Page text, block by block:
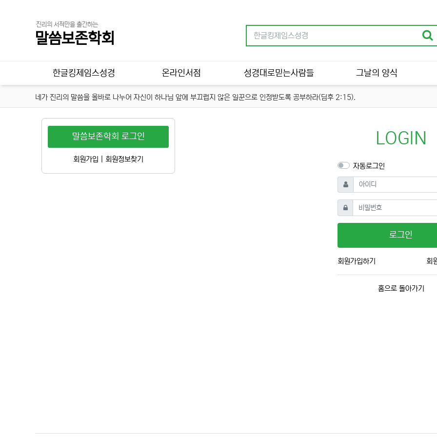
진리의 서적만을 출간하는
말씀보존학회
한글킹제임스성경 온라인서점 성경대로믿는사람들 그날의 양식
네가 진리의 말씀을 올바로 나누어 자신이 하나님 앞에 부끄럽지 않은 일꾼으로 인정받도록 공부하라(딤후 2:15).
LOGIN
자동로그인
아이디
필수
비밀번호필수
로그인
회원가입하기 회
홈으로 돌아가기
말씀보존학회 로그인
회원가입 회원정보찾기